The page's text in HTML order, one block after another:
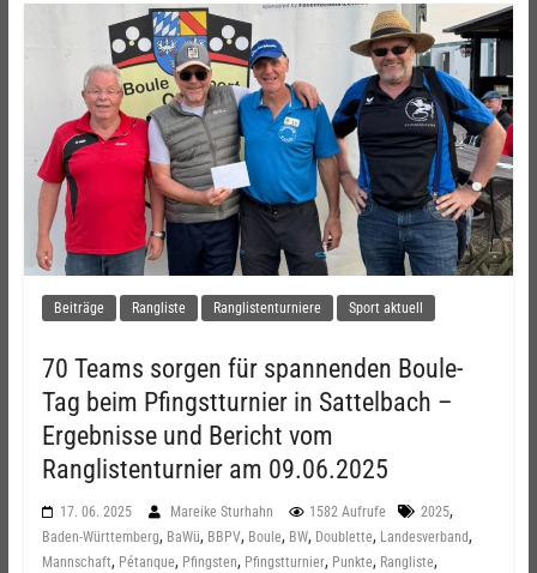
Beiträge Rangliste Ranglistenturniere Sport aktuell
70 Teams sorgen für spannenden Boule-
Tag beim Pfingstturnier in Sattelbach –
Ergebnisse und Bericht vom
Ranglistenturnier am 09.06.2025
17. 06. 2025 Mareike Sturhahn 1582 Aufrufe 2025,
Baden-Württemberg, BaWü, BBPV, Boule, BW, Doublette, Landesverband,
Mannschaft, Pétanque, Pfingsten, Pfingstturnier, Punkte, Rangliste,